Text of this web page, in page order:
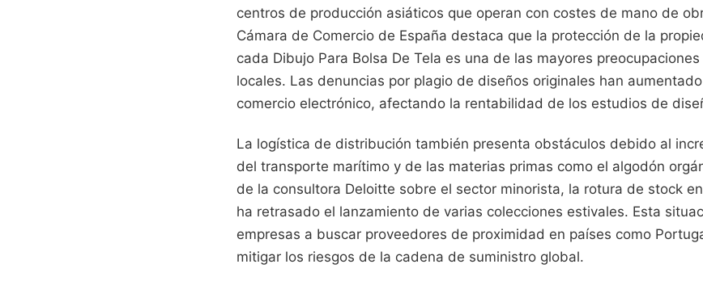
centros de producción asiáticos que operan con costes de mano de
Cámara de Comercio de España destaca que la protección de la
cada Dibujo Para Bolsa De Tela es una de las mayores
locales. Las denuncias por plagio de diseños originales han
comercio electrónico, afectando la rentabilidad de los estudios de
La logística de distribución también presenta obstáculos debido al
del transporte marítimo y de las materias primas como el algodón
de la consultora Deloitte sobre el sector minorista, la rotura de stock
ha retrasado el lanzamiento de varias colecciones estivales. Esta
empresas a buscar proveedores de proximidad en países como
mitigar los riesgos de la cadena de suministro global.